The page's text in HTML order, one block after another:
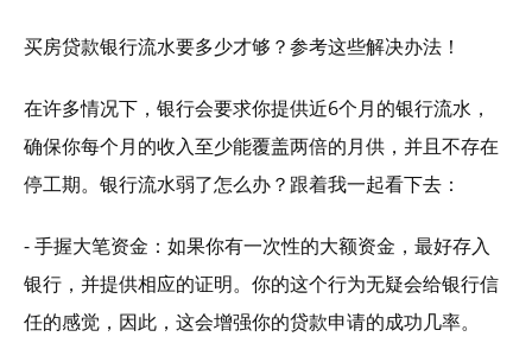
买房贷款银行流水要多少才够？参考这些解决办法！
在许多情况下，银行会要求你提供近6个月的银行流水，
确保你每个月的收入至少能覆盖两倍的月供，并且不存在
停工期。银行流水弱了怎么办？跟着我一起看下去：
- 手握大笔资金：如果你有一次性的大额资金，最好存入
银行，并提供相应的证明。你的这个行为无疑会给银行信
任的感觉，因此，这会增强你的贷款申请的成功几率。